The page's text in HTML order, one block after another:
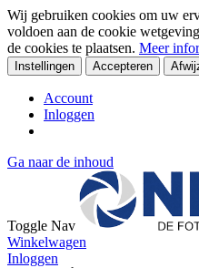
Wij gebruiken cookies om uw
voldoen aan de cookie
de cookies te plaatsen. Meer
Instellingen Accepteren
Account
Inloggen
Ga naar de inhoud
Toggle Nav
Winkelwagen
Inloggen